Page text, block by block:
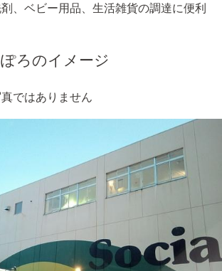
、ベビー用品、生活雑貨の調達に便利
ろのイメージ
ではありません